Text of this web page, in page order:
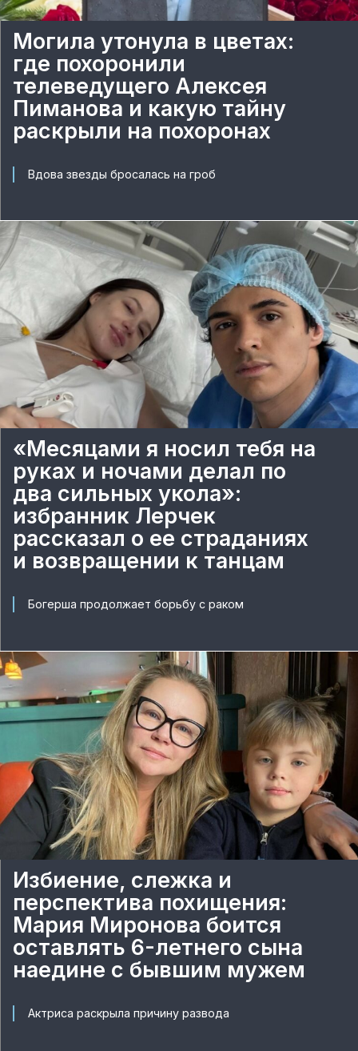
Могила утонула в цветах:
где похоронили
телеведущего Алексея
Пиманова и какую тайну
раскрыли на похоронах
Вдова звезды бросалась на гроб
«Месяцами я носил тебя на
руках и ночами делал по
два сильных укола»:
избранник Лерчек
рассказал о ее страданиях
и возвращении к танцам
Богерша продолжает борьбу с раком
Избиение, слежка и
перспектива похищения:
Мария Миронова боится
оставлять 6-летнего сына
наедине с бывшим мужем
Актриса раскрыла причину развода